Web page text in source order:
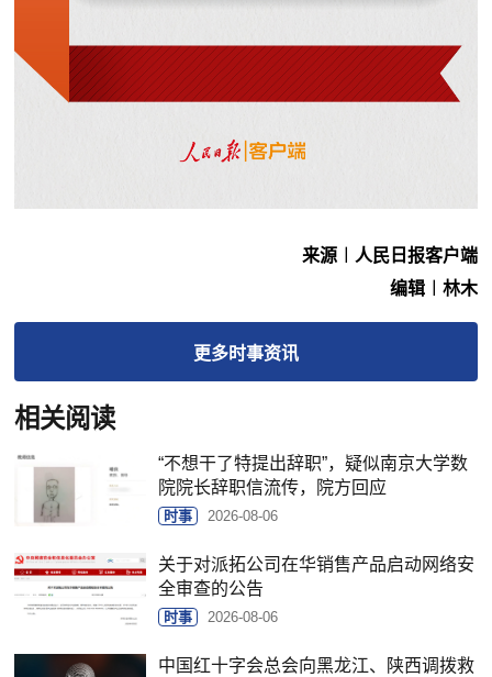
来源︱人民日报客户端
编辑︱林木
更多时事资讯
相关阅读
“不想干了特提出辞职”，疑似南京大学数
院院长辞职信流传，院方回应
时事 2026-08-06
关于对派拓公司在华销售产品启动网络安
全审查的公告
时事 2026-08-06
中国红十字会总会向黑龙江、陕西调拨救